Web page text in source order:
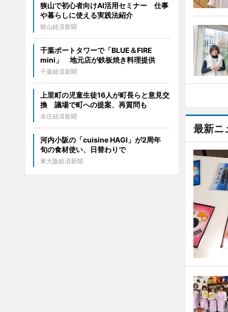
最新ニ
狭山で初心者向けAI活用セミナー 仕事
や暮らしに使える実践法紹介
狭山経済新聞
千葉ポートタワーで「BLUE＆FIRE
mini」 地元店が鉄板焼き料理提供
千葉経済新聞
上里町の児童生徒16人が町長らと意見交
換 議場で町への提案、再質問も
本庄経済新聞
河内小阪の「cuisine HAGI」が2周年
旬の食材使い、日替わりで
東大阪経済新聞